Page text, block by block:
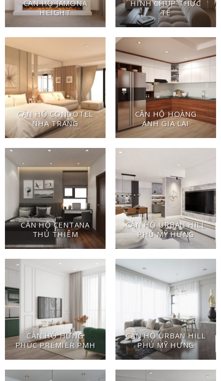
CĂN HỘ JAMONA
HEIGHT
HÌNH CHỤP THỰC
TẾ
CĂN HỘ CONDOTEL
NHA TRANG
CĂN HỘ HOÀNG
ANH GIA LAI
CĂN HỘ CENTANA
THỦ THIÊM
CĂN HỘ URBAN HILL
PHÚ MỸ HƯNG
CĂN HỘ HƯNG
PHÚC PREMIER PMH
CĂN HỘ URBAN HILL
PHÚ MỸ HƯNG